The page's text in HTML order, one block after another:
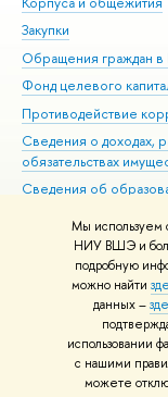
Мы используем
НИУ ВШЭ и
подробную
можно найти
данных –
использовании
с нашими
можете
Закупки
Обращения граждан
Фонд целевого
Противодействие
Сведения о доходах,
обязательствах
Сведения об
Людям с
Единая платежная
Работа в Вышке
© НИУ ВШЭ
материалов Политика
Шрифты HSE Sans и